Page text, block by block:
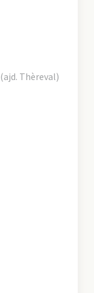
Thèreval)